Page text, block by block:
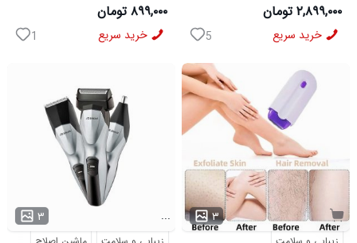
۸۹۹,۰۰۰ تومان
خرید سریع 1
۲,۸۹۹,۰۰۰ تومان
خرید سریع 5
۳ ... ۳